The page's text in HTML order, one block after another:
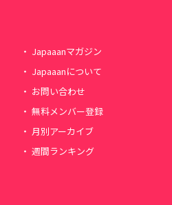
Japaaanマガジン
Japaaanについて
お問い合わせ
無料メンバー登録
月別アーカイブ
週間ランキング